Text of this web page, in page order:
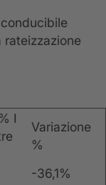
rateizzazione
I
Variazione
%
-36,1%